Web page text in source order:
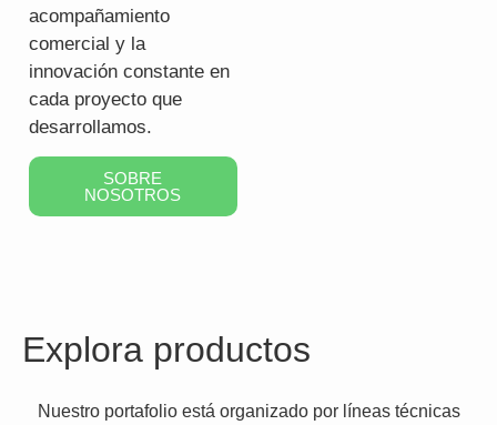
acompañamiento
comercial y la
innovación constante en
cada proyecto que
desarrollamos.
SOBRE
NOSOTROS
Explora productos
Nuestro portafolio está organizado por líneas técnicas